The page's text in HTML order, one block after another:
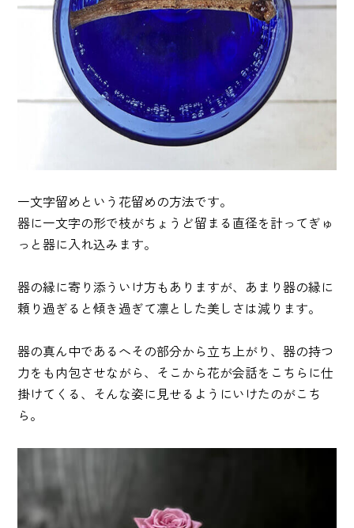
一文字留めという花留めの方法です。
器に一文字の形で枝がちょうど留まる直径を計ってぎゅ
っと器に入れ込みます。
器の縁に寄り添ういけ方もありますが、あまり器の縁に
頼り過ぎると傾き過ぎて凛とした美しさは減ります。
器の真ん中であるへその部分から立ち上がり、器の持つ
力をも内包させながら、そこから花が会話をこちらに仕
掛けてくる、そんな姿に見せるようにいけたのがこち
ら。